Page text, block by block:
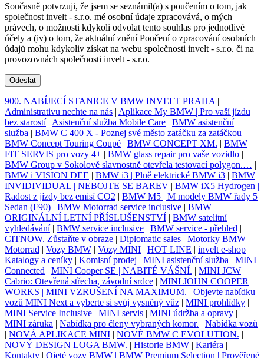
Současně potvrzuji, že jsem se seznámil(a) s poučením o tom, jak
společnost invelt - s.r.o. mé osobní údaje zpracovává, o mých
právech, o možnosti kdykoli odvolat tento souhlas pro jednotlivé
účely a (iv) o tom, že aktuální znění Poučení o zpracování osobních
údajů mohu kdykoliv získat na webu společnosti invelt - s.r.o. či na
provozovnách společnosti invelt - s.r.o.
Odeslat
900. NABÍJECÍ STANICE V BMW INVELT PRAHA |
Administrativu nechte na nás | Aplikace My BMW | Pro vaší jízdu
bez starostí| Asistenční služba Mobile Care | BMW asistenční
služba | BMW C 400 X - Poznej své město zatáčku za zatáčkou |
BMW Concept Touring Coupé | BMW CONCEPT XM. | BMW
FIT SERVIS pro vozy 4+ | BMW glass repair pro vaše vozidlo |
BMW Group v Sokolově slavnostně otevřela testovací polygon.… |
BMW i VISION DEE | BMW i3 | Plně elektrické BMW i3 | BMW
INVIDIVIDUAL | NEBOJTE SE BAREV | BMW iX5 Hydrogen |
Radost z jízdy bez emisí CO2 | BMW M5 | M modely BMW řady 5
Sedan (F90) | BMW Motorrad service inclusive | BMW
ORIGINÁLNÍ LETNÍ PŘÍSLUŠENSTVÍ | BMW satelitní
vyhledávání| BMW service inclusive | BMW service - přehled |
CITNOW. Zůstaňte v obraze | Diplomatic sales | Motorky BMW
Motorrad | Vozy BMW | Vozy MINI | HOT LINE | invelt e-shop |
Katalogy a ceníky | Komisní prodej | MINI asistenční služba | MINI
Connected | MINI Cooper SE | NABITÉ VÁŠNÍ. | MINI JCW
Cabrio: Otevřená střecha, závodní srdce | MINI JOHN COOPER
WORKS | MINI VZRUŠENÍ NA MAXIMUM. | Objevte nabídku
vozů MINI Next a vyberte si svůj vysněný vůz | MINI prohlídky |
MINI Service Inclusive | MINI servis | MINI údržba a opravy |
MINI záruka | Nabídka pro členy vybraných komor. | Nabídka vozů
| NOVÁ APLIKACE MINI | NOVÉ BMW C EVOLUTION. |
NOVÝ DESIGN LOGA BMW. | Historie BMW | Kariéra |
Kontakty | Ojeté vozy BMW | BMW Premium Selection | Prověřené